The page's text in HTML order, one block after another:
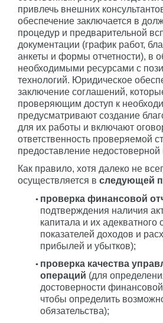
привлечь внешних
обеспечение заключается в
процедур и предварительной
документации (график работ,
анкеты и формы отчетности), в
необходимыми ресурсами с
технологий. Юридическое
заключение соглашений,
проверяющим доступ к
предусматривают создание
для их работы и включают
ответственность проверяемой
предоставление
Как правило, хотя далеко не
осуществляется в следующей
проверка финансовой
подтверждения наличия
капитала и их адекватного
показателей доходов и
прибылей и убытков);
проверка качества
операций (для
достоверности финансовой
чтобы определить
обязательства);